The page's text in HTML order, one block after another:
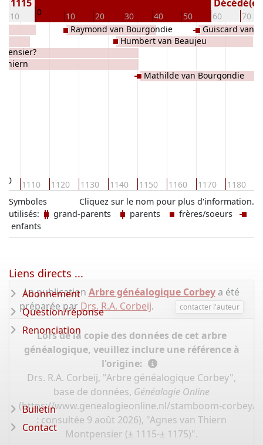
-10 0 10 20 30 40 50 60 70
1115 Décédé(e
1110 1120 1130 1140 1150 1160 1170 1180
Thiern
Raymond van Bourgondie
Humbert van Beaujeu
Mathilde van Bourgondie
Guiscard van
Cliquez sur le nom pour plus d'information.
Symboles
utilisés:
grand-parents parents
frères/soeurs
enfants
La publication Arbre généalogique Corbeya été
préparée par Drs. R.A. Corbeij. contacter l'auteur
Lors de la copie des données de cet arbre
généalogique, veuillez inclure une référence à
l'origine:
Drs. R.A. Corbeij, "Arbre généalogique Corbey",
base de données, Généalogie Online
(https://www.genealogieonline.nl/stamboom-corbey/
: consultée 9 août 2026), "Agnes van Thiern
Montpensier (± 1115-± 1175)".
Liens directs ...
Abonnement
Question/réponse
Renonciation
Bulletin
Contact